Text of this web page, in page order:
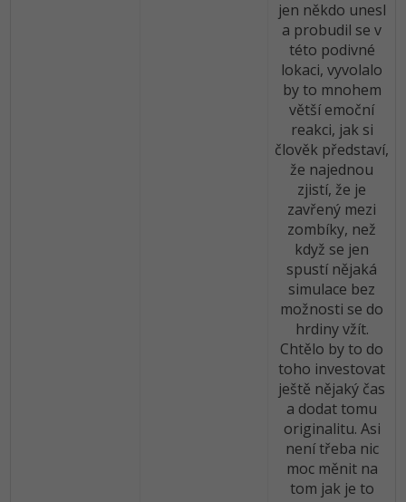
jen někdo unesl
a probudil se v
této podivné
lokaci, vyvolalo
by to mnohem
větší emoční
reakci, jak si
člověk představí,
že najednou
zjistí, že je
zavřený mezi
zombíky, než
když se jen
spustí nějaká
simulace bez
možnosti se do
hrdiny vžít.
Chtělo by to do
toho investovat
ještě nějaký čas
a dodat tomu
originalitu. Asi
není třeba nic
moc měnit na
tom jak je to